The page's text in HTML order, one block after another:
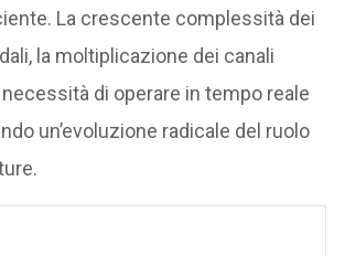
La crescente complessità dei
la moltiplicazione dei canali
di operare in tempo reale
un’evoluzione radicale del ruolo